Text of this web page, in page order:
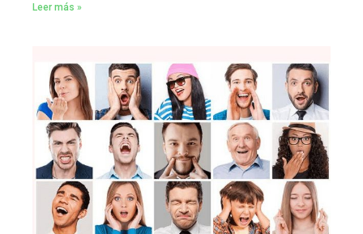
Leer más »